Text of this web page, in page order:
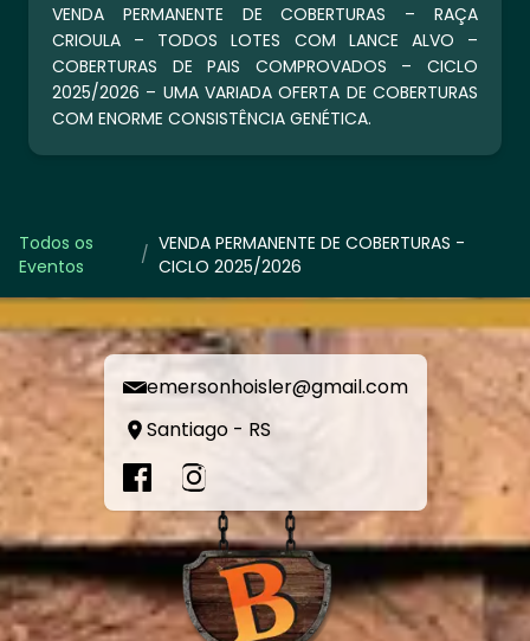
VENDA PERMANENTE DE COBERTURAS – RAÇA
CRIOULA – TODOS LOTES COM LANCE ALVO –
COBERTURAS DE PAIS COMPROVADOS – CICLO
2025/2026 – UMA VARIADA OFERTA DE COBERTURAS
COM ENORME CONSISTÊNCIA GENÉTICA.
Todos os
Eventos
/ VENDA PERMANENTE DE COBERTURAS -
CICLO 2025/2026
emersonhoisler@gmail.com
Santiago - RS